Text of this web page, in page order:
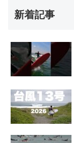
新着記事